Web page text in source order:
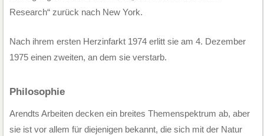
Research“ zurück nach New York.
Nach ihrem ersten Herzinfarkt 1974 erlitt sie am 4. Dezember
1975 einen zweiten, an dem sie verstarb.
Philosophie
Arendts Arbeiten decken ein breites Themenspektrum ab, aber
sie ist vor allem für diejenigen bekannt, die sich mit der Natur